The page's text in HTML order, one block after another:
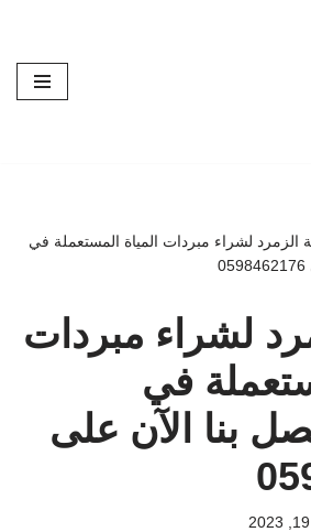
الزمرد لشراء مبردات المياة المستعملة في
لشراء مبردات
في
بنا الآن على